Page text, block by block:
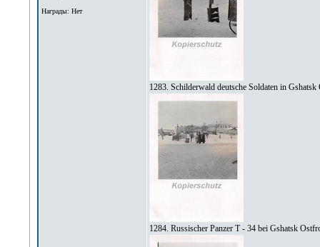
Награды: Нет
1283. Schilderwald deutsche Soldaten in
1284. Russischer Panzer T - 34 bei Gshatsk